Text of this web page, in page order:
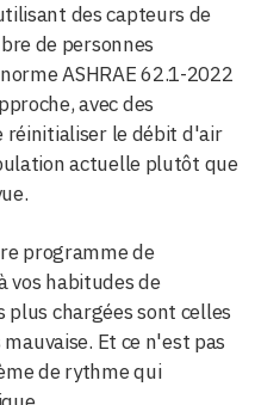
des capteurs de
de personnes
ASHRAE 62.1-2022
avec des
réinitialiser le débit d'air
actuelle plutôt que
programme de
vos habitudes de
chargées sont celles
Et ce n'est pas
de rythme qui